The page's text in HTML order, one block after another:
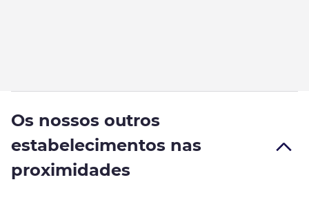
Os nossos outros
estabelecimentos nas
proximidades